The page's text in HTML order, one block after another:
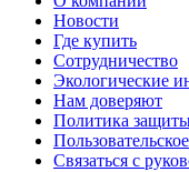
Новости
Где купить
Сотрудничество
Экологические
Нам доверяют
Политика
Связаться с